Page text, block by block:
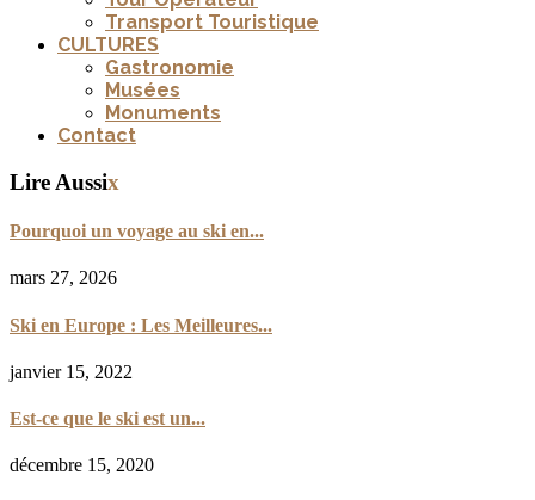
Transport Touristique
CULTURES
Gastronomie
Musées
Monuments
Contact
Lire Aussix
Pourquoi un voyage au ski en...
mars 27, 2026
Ski en Europe : Les Meilleures...
janvier 15, 2022
Est-ce que le ski est un...
décembre 15, 2020